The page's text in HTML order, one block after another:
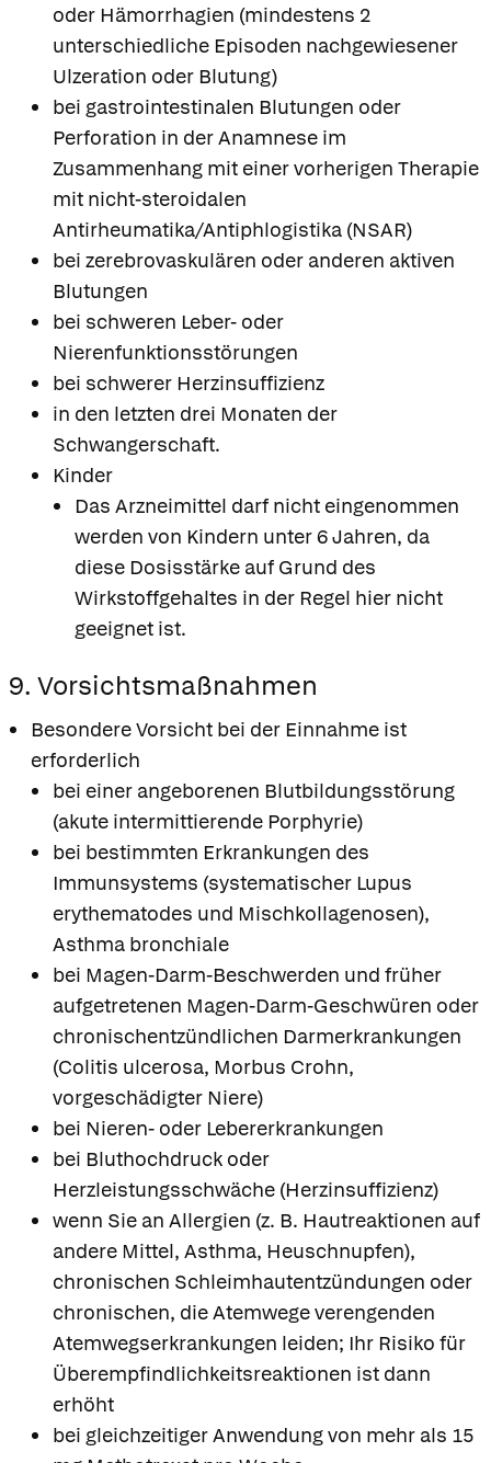
oder Hämorrhagien (mindestens 2
unterschiedliche Episoden nachgewiesener
Ulzeration oder Blutung)
bei gastrointestinalen Blutungen oder
Perforation in der Anamnese im
Zusammenhang mit einer vorherigen Therapie
mit nicht-steroidalen
Antirheumatika/Antiphlogistika (NSAR)
bei zerebrovaskulären oder anderen aktiven
Blutungen
bei schweren Leber- oder
Nierenfunktionsstörungen
bei schwerer Herzinsuffizienz
in den letzten drei Monaten der
Schwangerschaft.
Kinder
Das Arzneimittel darf nicht eingenommen
werden von Kindern unter 6 Jahren, da
diese Dosisstärke auf Grund des
Wirkstoffgehaltes in der Regel hier nicht
geeignet ist.
9. Vorsichtsmaßnahmen
Besondere Vorsicht bei der Einnahme ist
erforderlich
bei einer angeborenen Blutbildungsstörung
(akute intermittierende Porphyrie)
bei bestimmten Erkrankungen des
Immunsystems (systematischer Lupus
erythematodes und Mischkollagenosen),
Asthma bronchiale
bei Magen-Darm-Beschwerden und früher
aufgetretenen Magen-Darm-Geschwüren oder
chronischentzündlichen Darmerkrankungen
(Colitis ulcerosa, Morbus Crohn,
vorgeschädigter Niere)
bei Nieren- oder Lebererkrankungen
bei Bluthochdruck oder
Herzleistungsschwäche (Herzinsuffizienz)
wenn Sie an Allergien (z. B. Hautreaktionen auf
andere Mittel, Asthma, Heuschnupfen),
chronischen Schleimhautentzündungen oder
chronischen, die Atemwege verengenden
Atemwegserkrankungen leiden; Ihr Risiko für
Überempfindlichkeitsreaktionen ist dann
erhöht
bei gleichzeitiger Anwendung von mehr als 15
Apotheken in
Ihrer Nähe